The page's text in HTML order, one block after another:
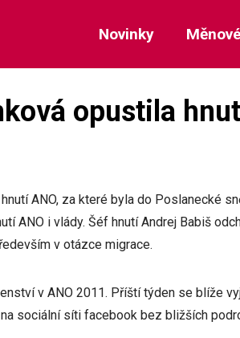
Novinky
opustila
ANO, za které byla do Poslanecké
ANO i vlády. Šéf hnutí Andrej Babiš
v otázce migrace.
v ANO 2011. Příští týden se blíže
sociální síti facebook bez bližších